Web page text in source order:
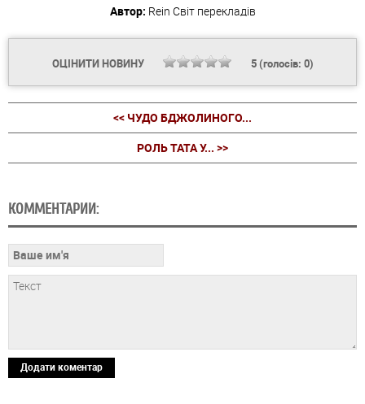
Автор: Rein Світ перекладів
ОЦІНИТИ НОВИНУ 5(голосів: 0)
<< ЧУДО БДЖОЛИНОГО...
РОЛЬ ТАТА У... >>
КОММЕНТАРИИ:
Додати коментар